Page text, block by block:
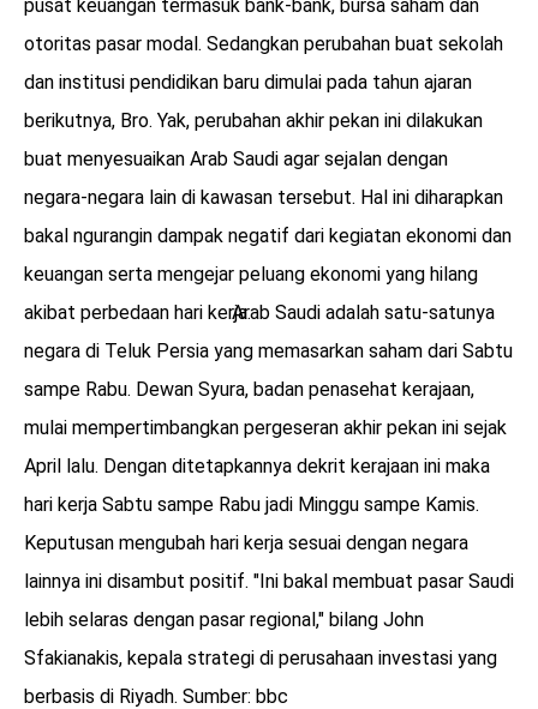
pusat keuangan termasuk bank-bank, bursa saham dan
otoritas pasar modal. Sedangkan perubahan buat sekolah
dan institusi pendidikan baru dimulai pada tahun ajaran
berikutnya, Bro. Yak, perubahan akhir pekan ini dilakukan
buat menyesuaikan Arab Saudi agar sejalan dengan
negara-negara lain di kawasan tersebut. Hal ini diharapkan
bakal ngurangin dampak negatif dari kegiatan ekonomi dan
keuangan serta mengejar peluang ekonomi yang hilang
akibat perbedaan hari kerja.Arab Saudi adalah satu-satunya
negara di Teluk Persia yang memasarkan saham dari Sabtu
sampe Rabu. Dewan Syura, badan penasehat kerajaan,
mulai mempertimbangkan pergeseran akhir pekan ini sejak
April lalu. Dengan ditetapkannya dekrit kerajaan ini maka
hari kerja Sabtu sampe Rabu jadi Minggu sampe Kamis.
Keputusan mengubah hari kerja sesuai dengan negara
lainnya ini disambut positif. "Ini bakal membuat pasar Saudi
lebih selaras dengan pasar regional," bilang John
Sfakianakis, kepala strategi di perusahaan investasi yang
berbasis di Riyadh. Sumber: bbc